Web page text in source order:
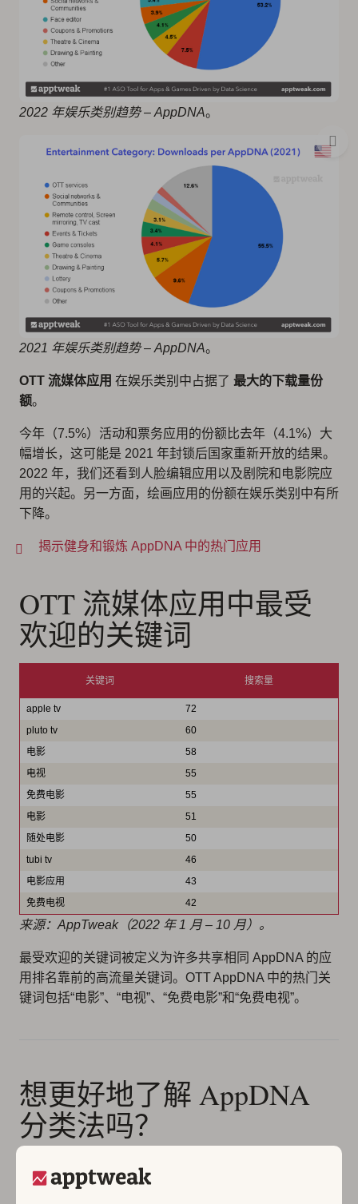
2022 年娱乐类别趋势 – AppDNA。
2021 年娱乐类别趋势 – AppDNA。
OTT 流媒体应用 在娱乐类别中占据了 最大的下载量份
额。
今年（7.5%）活动和票务应用的份额比去年（4.1%）大
幅增长，这可能是 2021 年封锁后国家重新开放的结果。
2022 年，我们还看到人脸编辑应用以及剧院和电影院应
用的兴起。另一方面，绘画应用的份额在娱乐类别中有所
下降。
揭示健身和锻炼 AppDNA 中的热门应用
OTT 流媒体应用中最受
欢迎的关键词
关键词 搜索量
apple tv
72
pluto tv
60
电影
58
电视
55
免费电影
55
电影
51
随处电影
50
tubi tv
46
电影应用
43
免费电视
42
来源：AppTweak（2022 年 1 月 – 10 月）。
最受欢迎的关键词被定义为许多共享相同 AppDNA 的应
用排名靠前的高流量关键词。OTT AppDNA 中的热门关
键词包括“电影”、“电视”、“免费电影”和“免费电视”。
想更好地了解 AppDNA
分类法吗？
以及 AppDNA 如何改变您的 ASO 策略的博客。